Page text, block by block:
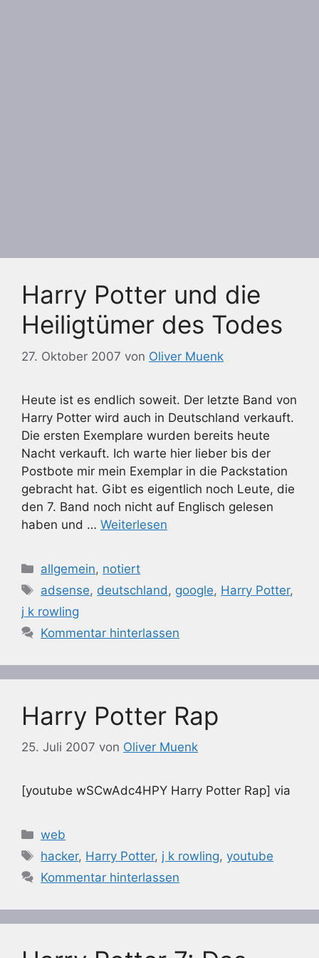
Harry Potter und die
Heiligtümer des Todes
27. Oktober 2007 von Oliver Muenk
Heute ist es endlich soweit. Der letzte Band von
Harry Potter wird auch in Deutschland verkauft.
Die ersten Exemplare wurden bereits heute
Nacht verkauft. Ich warte hier lieber bis der
Postbote mir mein Exemplar in die Packstation
gebracht hat. Gibt es eigentlich noch Leute, die
den 7. Band noch nicht auf Englisch gelesen
haben und … Weiterlesen
Kategorien
allgemein, notiert
Schlagwörter
adsense, deutschland , google, Harry Potter,
j k rowling
Kommentar hinterlassen
Harry Potter Rap
25. Juli 2007 von Oliver Muenk
[youtube wSCwAdc4HPY Harry Potter Rap] via
Kategorien
web
Schlagwörter
hacker, Harry Potter, j k rowling,youtube
Kommentar hinterlassen